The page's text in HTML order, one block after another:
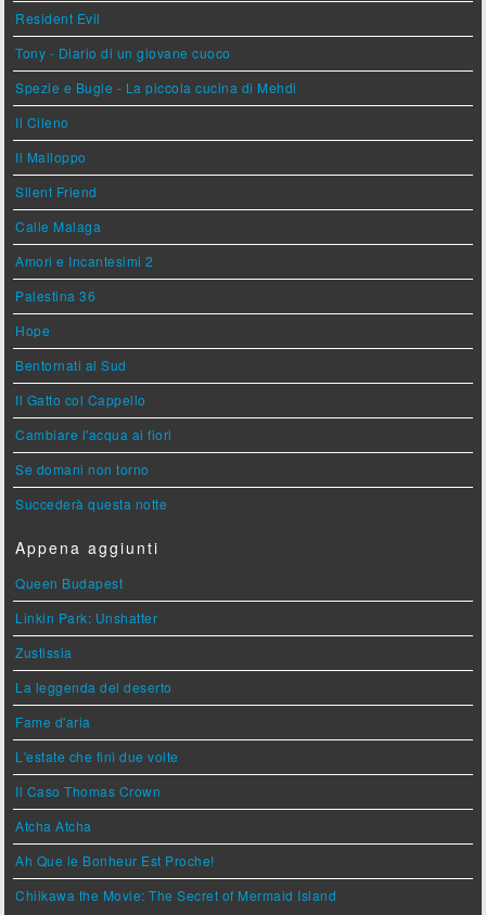
Resident Evil
Tony - Diario di un giovane cuoco
Spezie e Bugie - La piccola cucina di Mehdi
Il Cileno
Il Malloppo
Silent Friend
Calle Malaga
Amori e Incantesimi 2
Palestina 36
Hope
Bentornati al Sud
Il Gatto col Cappello
Cambiare l'acqua ai fiori
Se domani non torno
Succederà questa notte
Appena aggiunti
Queen Budapest
Linkin Park: Unshatter
Zustissia
La leggenda del deserto
Fame d'aria
L'estate che finì due volte
Il Caso Thomas Crown
Atcha Atcha
Ah Que le Bonheur Est Proche!
Chiikawa the Movie: The Secret of Mermaid Island